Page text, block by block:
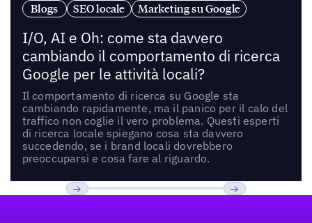
Blogs SEO locale Marketing su Google
I/O, AI e Oh: come sta davvero
cambiando il comportamento di ricerca
Google per le attività locali?
Il comportamento di ricerca su Google sta
cambiando rapidamente, ma il panico per il calo del
traffico non coglie il vero problema. Questi esperti
di ricerca locale spiegano cosa sta davvero
succedendo, se i brand locali dovrebbero
preoccuparsi e cosa fare al riguardo.